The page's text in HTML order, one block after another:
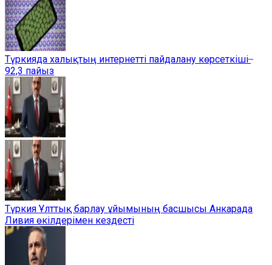
Түркияда халықтың интернетті пайдалану көрсеткіші ̶
92,3 пайыз
Түркия Ұлттық барлау ұйымының басшысы Анкарада
Ливия өкілдерімен кездесті